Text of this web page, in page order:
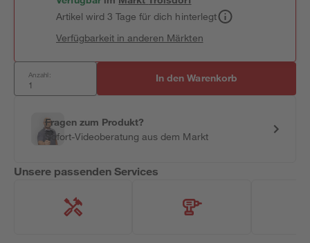
Artikel wird 3 Tage für dich hinterlegt
Verfügbarkeit in anderen Märkten
Anzahl: In den Warenkorb
Fragen zum Produkt?
Sofort-Videoberatung aus dem Markt
Unsere passenden Services